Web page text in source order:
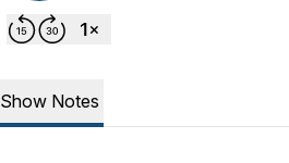
Show Notes